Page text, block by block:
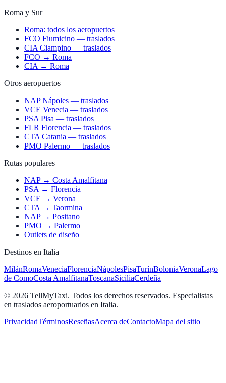
Roma y Sur
Roma: todos los aeropuertos
FCO Fiumicino — traslados
CIA Ciampino — traslados
FCO → Roma
CIA → Roma
Otros aeropuertos
NAP Nápoles — traslados
VCE Venecia — traslados
PSA Pisa — traslados
FLR Florencia — traslados
CTA Catania — traslados
PMO Palermo — traslados
Rutas populares
NAP → Costa Amalfitana
PSA → Florencia
VCE → Verona
CTA → Taormina
NAP → Positano
PMO → Palermo
Outlets de diseño
Destinos en Italia
MilánRomaVeneciaFlorenciaNápolesPisaTurínBoloniaVeronaLago
de ComoCosta AmalfitanaToscanaSiciliaCerdeña
© 2026 TellMyTaxi. Todos los derechos reservados. Especialistas
en traslados aeroportuarios en Italia.
PrivacidadTérminosReseñasAcerca deContactoMapa del sitio